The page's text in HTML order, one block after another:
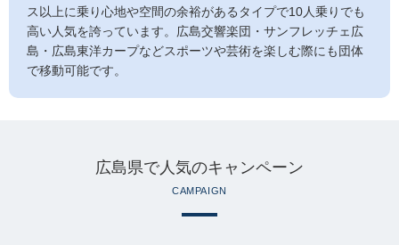
ス以上に乗り心地や空間の余裕があるタイプで10人乗りでも
高い人気を誇っています。広島交響楽団・サンフレッチェ広
島・広島東洋カープなどスポーツや芸術を楽しむ際にも団体
で移動可能です。
広島県で人気のキャンペーン
CAMPAIGN